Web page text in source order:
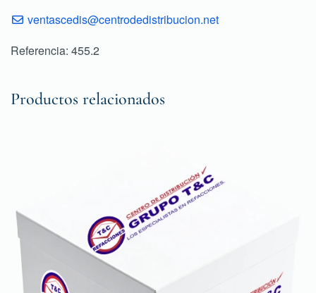
ventascedis@centrodedistribucion.net
Referencia: 455.2
Productos relacionados